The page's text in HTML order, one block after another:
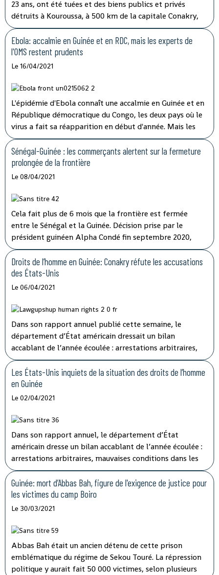
23 ans, ont été tuées et des biens publics et privés
détruits à Kouroussa, à 500 km de la capitale Conakry,
dans l'est de la Guinée, lors de heurts entre des
orpailleurs et les forces de l'ordre, samedi 17 avril. Ces
heurts ont éclaté lors de protestations d'orpailleurs
guinéens accusant les autorités guinéennes de les avoir
burkinabè.
Ebola: accalmie en Guinée et en RDC, mais les experts de
l'OMS restent prudents
Le 16/04/2021
L'épidémie d'Ebola connaît une accalmie en Guinée et en
République démocratique du Congo, les deux pays où le
virus a fait sa réapparition en début d'année. Mais les
experts de l'OMS Afrique restent très prudents car ils
manquent encore d'indicateurs fiables sur son évolution.
L'épidémie d'Ebola connaît une accalmie en Guinée et en
République démocratique du Congo, les deux pays où le
experts de l'OMS Afrique restent très prudents car ils
manquent encore d'indicateurs fiables sur son évolution.
Sénégal-Guinée : les commerçants alertent sur la fermeture
prolongée de la frontière
Le 08/04/2021
Cela fait plus de 6 mois que la frontière est fermée
entre le Sénégal et la Guinée. Décision prise par le
président guinéen Alpha Condé fin septembre 2020,
avant la présidentielle qui a mené à sa réélection. Motif
avancé : « raisons de sécurité ». La commission de la
Cédéao a appelé la semaine dernière à la poursuite « des
discussions bilatérales en cours » entre Dakar et Conakry
incompréhensible pour les commerçants et
transporteurs de part et d’autre, durement touchés.
Droits de l’homme en Guinée: Conakry réfute les accusations
des États-Unis
Le 06/04/2021
Dans son rapport annuel publié cette semaine, le
département d’État américain dressait un bilan
accablant de l’année écoulée : arrestations arbitraires,
mauvaises conditions dans les prisons… Mais pour le
ministre de l'Information et de la communication de
Conakry, Amara Somparé ce rapport manque de sérieux.
Les États-Unis inquiets de la situation des droits de l’homme
en Guinée
Le 02/04/2021
Dans son rapport annuel, le département d’État
américain dresse un bilan accablant de l’année écoulée :
arrestations arbitraires, mauvaises conditions dans les
prisons… Le département d’État américain confirme
dans ce rapport paru cette semaine les
dysfonctionnements pointés du doigt ces derniers mois
par plusieurs organisations de défense des droits de
Guinée: mort d’Abbas Bah, figure de l'exigence de justice pour
les victimes du camp Boiro
Le 30/03/2021
Abbas Bah était un ancien détenu de cette prison
emblématique du régime de Sekou Touré. La répression
politique y aurait fait 50 000 victimes, selon plusieurs